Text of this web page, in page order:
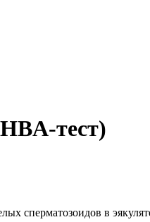
тест)
сперматозоидов в